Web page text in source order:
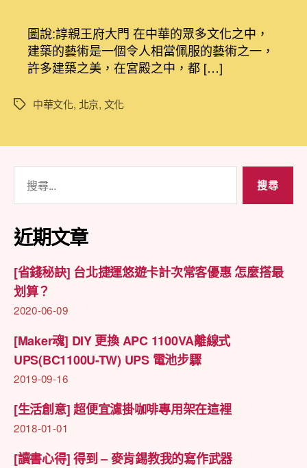
者
佈
日
期
日
記]
老
祖
築
門〉
圖說:諄親王府大門 在中華的眾多文化之中，
建築的藝術是一個令人相當佩服的藝術之一，
許多建築之美，在宮殿之中，都 […]
標
中華文化, 北京, 文化
關
鍵
字:
近期文章
[省錢秘訣] 台北捷運悠遊卡計次常客優惠 怎麼搭最
划算？
2020-06-09
[Maker魂] DIY 更換 APC 1100VA離線式
UPS(BC1100U-TW) UPS 電池步驟
2019-09-16
[生活創意] 超便宜濾掛咖啡專用架在這裡
2018-01-01
[讀書心得] 得到 – 麥肯錫教我的寫作武器